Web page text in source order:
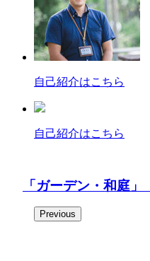
自己紹介はこちら
自己紹介はこちら
「ガーデン・和庭」
Previous